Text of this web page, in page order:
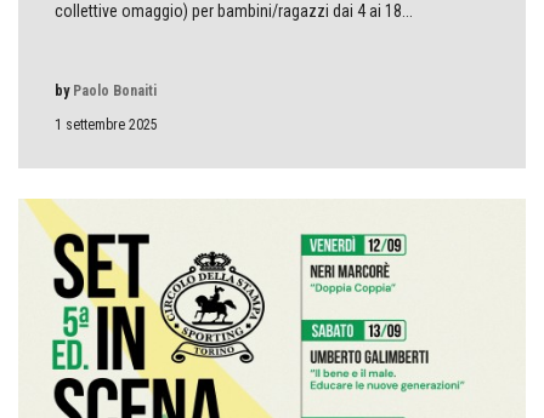
collettive omaggio) per bambini/ragazzi dai 4 ai 18...
1 settembre 2025
by Paolo Bonaiti